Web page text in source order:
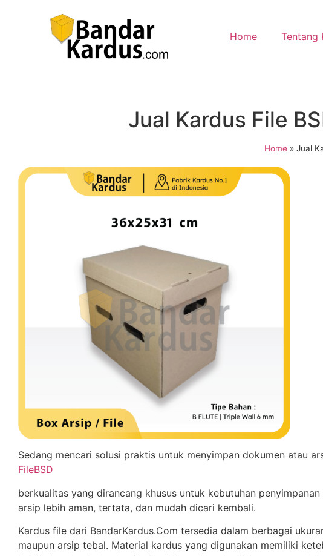
Home Tentang
Jual Kardus File
Home » Jual
Sedang mencari solusi praktis untuk menyimpan dokumen atau
FileBSD
berkualitas yang dirancang khusus untuk kebutuhan
arsip lebih aman, tertata, dan mudah dicari kembali.
Kardus file dari BandarKardus.Com tersedia dalam berbagai
maupun arsip tebal. Material kardus yang digunakan memiliki